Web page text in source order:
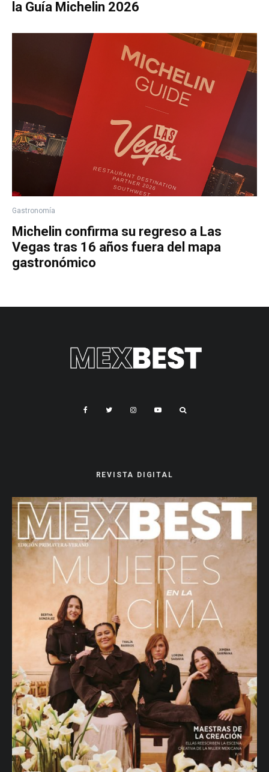
la Guía Michelin 2026
Gastronomía
Michelin confirma su regreso a Las
Vegas tras 16 años fuera del mapa
gastronómico
REVISTA DIGITAL